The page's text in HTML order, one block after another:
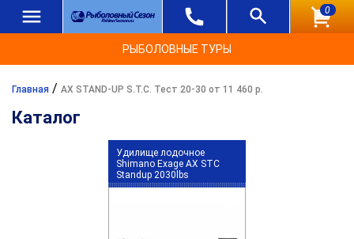
0
РЫБОЛОВНЫЕ ТУРЫ
Главная / AX STAND-UP S.T.C. Тест 20-30 от 11 460 р.
Каталог
Удилище лодочное
Shimano Exage AX STC
Standup 2030lbs